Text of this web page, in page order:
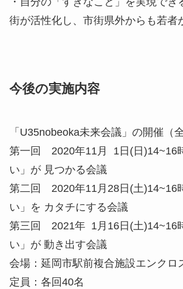
街が活性化し、市街県外からも若者
今後の実施内容
「U35nobeoka未来会議」の開催（
第一回 2020年11月 1日(日)14~16
い」が 見つかる会議
第二回 2020年11月28日(土)14~16
い」を カタチにする会議
第三回 2021年 1月16日(土)14~16
い」が 動き出す会議
会場：延岡市駅前複合施設エンクロ
定員：各回40名